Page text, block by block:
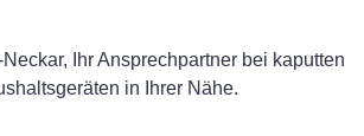
Ihr Ansprechpartner bei kaputten
in Ihrer Nähe.